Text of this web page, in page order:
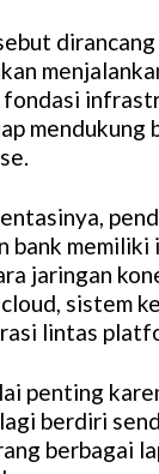
mendukung
bank
jaringan
sistem
lintas
penting
berdiri
berbagai